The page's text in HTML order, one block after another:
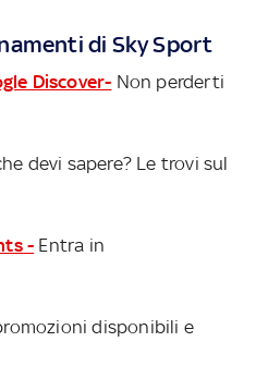
di Sky Sport
Discover- Non perderti
devi sapere? Le trovi sul
- Entra in
disponibili e